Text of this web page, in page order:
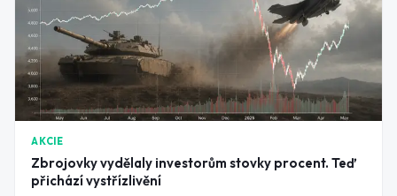
AKCIE
Zbrojovky vydělaly investorům stovky procent. Teď
přichází vystřízlivění